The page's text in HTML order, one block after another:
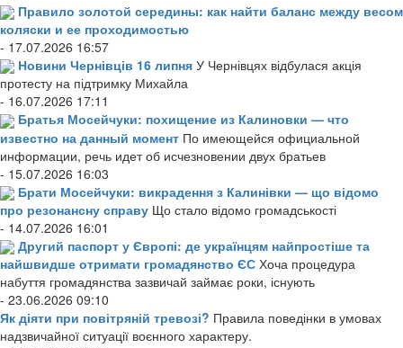
Правило золотой середины: как найти баланс между весом
коляски и ее проходимостью
- 17.07.2026 16:57
Новини Чернівців 16 липня У Чернівцях відбулася акція
протесту на підтримку Михайла
- 16.07.2026 17:11
Братья Мосейчуки: похищение из Калиновки — что
известно на данный момент По имеющейся официальной
информации, речь идет об исчезновении двух братьев
- 15.07.2026 16:03
Брати Мосейчуки: викрадення з Калинівки — що відомо
про резонансну справу Що стало відомо громадськості
- 14.07.2026 16:01
Другий паспорт у Європі: де українцям найпростіше та
найшвидше отримати громадянство ЄС Хоча процедура
набуття громадянства зазвичай займає роки, існують
- 23.06.2026 09:10
Як діяти при повітряній тревозі? Правила поведінки в умовах
надзвичайної ситуації воєнного характеру.